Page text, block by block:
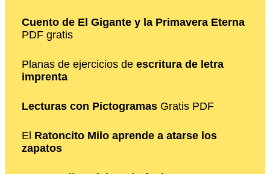
Cuento de El Gigante y la Primavera Eterna
PDF gratis
Planas de ejercicios de escritura de letra
imprenta
Lecturas con Pictogramas Gratis PDF
El Ratoncito Milo aprende a atarse los
zapatos